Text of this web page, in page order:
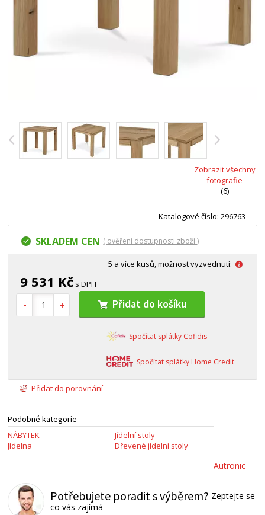
Zobrazit všechny
fotografie
(6)
Katalogové číslo: 296763
SKLADEM CEN ( ověření dostupnosti zboží )
5 a více kusů, možnost vyzvednutí:
9 531 Kč s DPH
Přidat do košíku
Spočítat splátky Cofidis
Spočítat splátky Home Credit
Přidat do porovnání
Podobné kategorie
NÁBYTEK
Jídelna
Jídelní stoly
Dřevené jídelní stoly
Autronic
Potřebujete poradit s výběrem? Zeptejte se
co vás zajímá